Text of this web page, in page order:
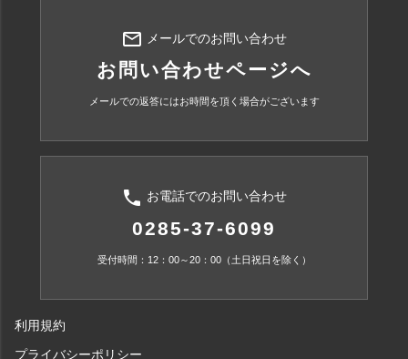
mail_outline メールでのお問い合わせ
お問い合わせページへ
メールでの返答にはお時間を頂く場合がございます
phone お電話でのお問い合わせ
0285-37-6099
受付時間：12：00～20：00（土日祝日を除く）
利用規約
プライバシーポリシー